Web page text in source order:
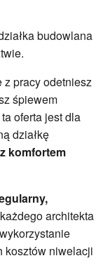
budowlana
pracy odetniesz
śpiewem
oferta jest dla
działkę
komfortem
architekta
kosztów niwelacji